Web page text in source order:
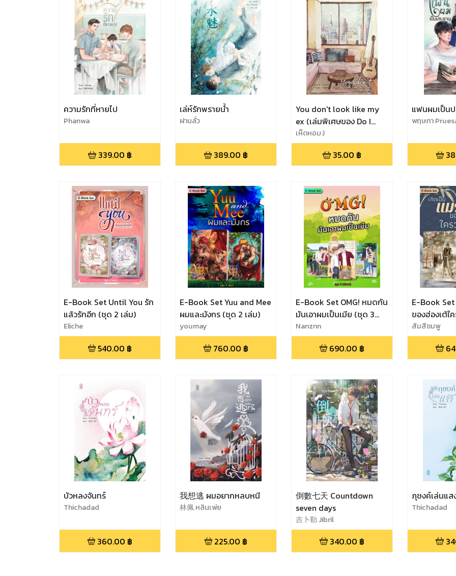
ความรักที่หายไป
Phanwa
339.00 ฿
เล่ห์รักพรายน้ำ
ฝานลั่ว
389.00 ฿
You don't look like my
ex (เล่มพิเศษของ Do I
look like your ex?)
เห็ดหอม:)
35.00 ฿
แฟนผมเป็นป
พฤษภา
E-Book Set Until You รัก
แล้วรักอีก (ชุด 2 เล่ม)
Eliche
540.00 ฿
E-Book Set Yuu and Mee
ผมและมังกร (ชุด 2 เล่ม)
youmay
760.00 ฿
E-Book Set OMG! หมดกัน
มันเอาผมเป็นเมีย (ชุด 3
เล่มจบ)
Nanznn
690.00 ฿
E-Book
ของฮ่องเต้ใ
2 เล่ม)
ส้มสีชมพู
บัวหลงจันทร์
Thichadad
360.00 ฿
我想逃 ผมอยากหลบหนี
林佩 หลินเพ่ย
225.00 ฿
倒數七天 Countdown
seven days
吉卜勒 Jibril
340.00 ฿
ภุชงค์เล่นแส
Thichadad